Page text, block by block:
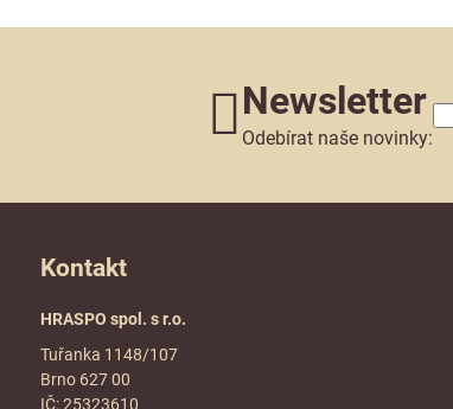
Newsletter
Odebírat naše novinky:
Kontakt
HRASPO spol. s r.o.
Tuřanka 1148/107
Brno 627 00
IČ: 25323610